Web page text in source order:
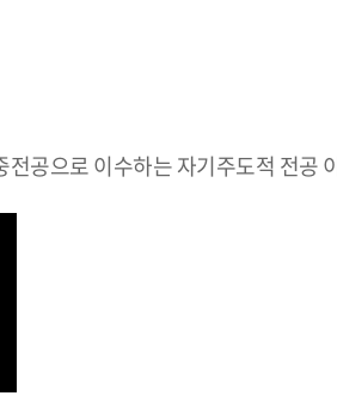
공으로 이수하는 자기주도적 전공